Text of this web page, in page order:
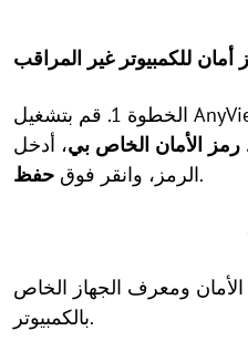
الأمان الخاص بي، أدخل
الرمز، وانقر فوق حفظ .
رمز الأمان ومعرف الجهاز الخاص
بالكمبيوتر.